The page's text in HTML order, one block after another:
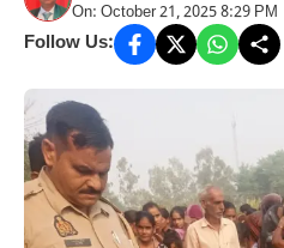
On: October 21, 2025 8:29 PM
Follow Us: